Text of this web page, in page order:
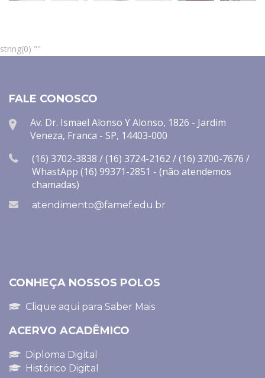
FALE CONOSCO
Av. Dr. Ismael Alonso Y Alonso, 1826 - Jardim
Veneza, Franca - SP, 14403-000
(16) 3702-3838 / (16) 3724-2162 / (16) 3700-7676 /
WhastApp (16) 99371-2851 - (não atendemos
chamadas)
atendimento@famef.edu.br
CONHEÇA NOSSOS POLOS
Clique aqui para Saber Mais
ACERVO ACADÊMICO
Diploma Digital
Histórico Digital
string(0) ""